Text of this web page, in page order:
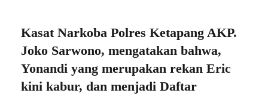
Kasat Narkoba Polres Ketapang AKP.
Joko Sarwono, mengatakan bahwa,
Yonandi yang merupakan rekan Eric
kini kabur, dan menjadi Daftar